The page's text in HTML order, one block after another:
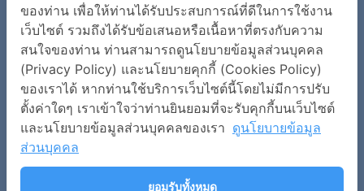
ข้อมูลโรค
เงื่อนไขการใช้งานเว็บไซต์
นโยบายข้อมูลส่วนบุคคล
ติดต่อเรา
บริษัท สมาร์ทด็อกเตอร์ อินโนเวชั่น จำกัด
เลขที่ 973 อาคารเพรสิเด้นท์ทาวเวอร์ ชั้น 7 ห้องเลขที่ 7E ถนน
เพลินจิต แขวงลุมพินี เขตปทุมวัน กรุงเทพมหานคร 10330
contact@doctorathome.com
ของท่าน เพื่อให้ท่านได้รับประสบการณ์ที่ดีในการใช้งาน
เว็บไซต์ รวมถึงได้รับข้อเสนอหรือเนื้อหาที่ตรงกับความ
สนใจของท่าน ท่านสามารถดูนโยบายข้อมูลส่วนบุคคล
(Privacy Policy) และนโยบายคุกกี้ (Cookies Policy)
ของเราได้ หากท่านใช้บริการเว็บไซต์นี้โดยไม่มีการปรับ
ตั้งค่าใดๆ เราเข้าใจว่าท่านยินยอมที่จะรับคุกกี้บนเว็บไซต์
และนโยบายข้อมูลส่วนบุคคลของเรา ดูนโยบายข้อมูล
ส่วนบุคคล
ยอมรับทั้งหมด